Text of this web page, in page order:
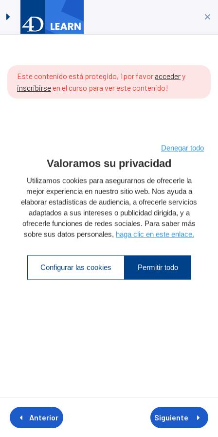
Timestamps #06: Husos horarios
hay
el
Este contenido está protegido, ¡por favor accedery
inscribirseen el curso para ver este contenido!
Anterior Siguiente
Copyright © 2026 4D SAS – All rights reserved
Terms & Conditions Legal Notice
Data Policy Cookie policy
Product License Cookies Preferences
Valoramos su privacidad
Utilizamos cookies para asegurarnos de ofrecerle la
mejor experiencia en nuestro sitio web. Nos ayuda a
elaborar estadísticas de audiencia, a ofrecerle servicios
adaptados a sus intereses o publicidad dirigida, y a
ofrecerle funciones de redes sociales. Para saber más
sobre sus datos personales, haga clic en este enlace.
Configurar las cookies Permitir todo
Denegar todo